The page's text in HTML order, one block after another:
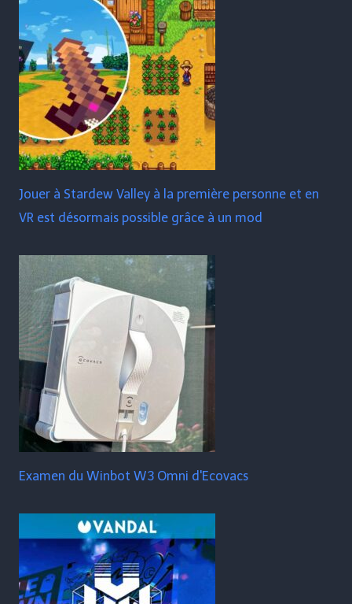
Jouer à Stardew Valley à la première personne et en
VR est désormais possible grâce à un mod
Examen du Winbot W3 Omni d'Ecovacs